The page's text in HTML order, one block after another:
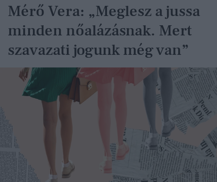
Mérő Vera: „Meglesz a jussa
minden nőalázásnak. Mert
szavazati jogunk még van”